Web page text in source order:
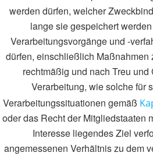
werden dürfen, welcher
lange sie gespeichert
Verarbeitungsvorgänge und -
dürfen, einschließlich Maßnahmen
rechtmäßig und nach Treu
Verarbeitung, wie solche für
Verarbeitungssituationen gemäß
oder das Recht der Mitgliedstaaten
Interesse liegendes Ziel
angemessenen Verhältnis zu dem